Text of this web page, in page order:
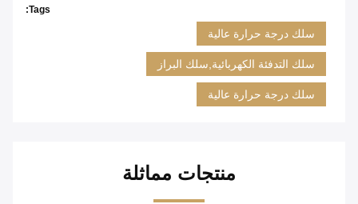
Tags:
سلك درجة حرارة عالية
سلك التدفئة الكهربائية,سلك البراز
سلك درجة حرارة عالية
منتجات مماثلة